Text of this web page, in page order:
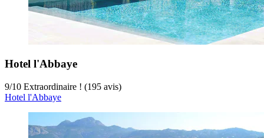
Hotel l'Abbaye
9/10 Extraordinaire ! (195 avis)
Hotel l'Abbaye